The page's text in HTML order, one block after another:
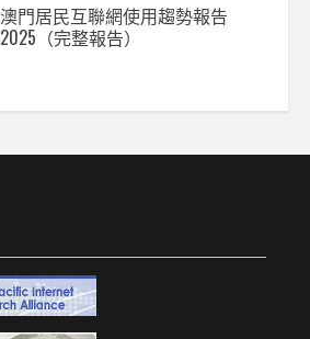
澳門居民互聯網使用趨勢報告
2025（完整報告）